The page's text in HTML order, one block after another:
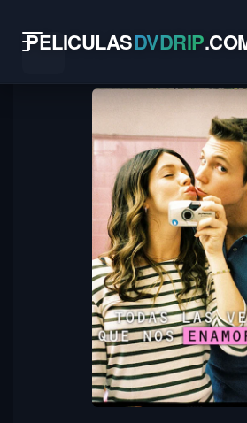
PELICULASDVDRIP.